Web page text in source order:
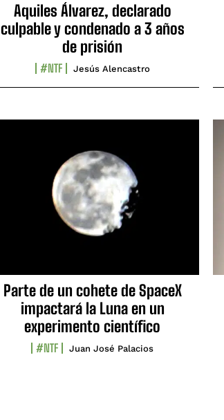
Aquiles Álvarez, declarado
culpable y condenado a 3 años
de prisión
#NTF Jesús Alencastro
Parte de un cohete de SpaceX
impactará la Luna en un
experimento científico
#NTF Juan José Palacios